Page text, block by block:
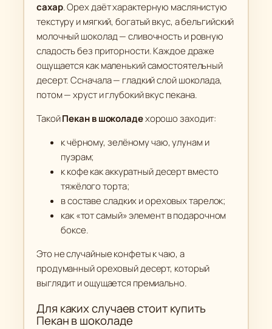
сахар. Орех даёт характерную маслянистую
текстуру и мягкий, богатый вкус, а бельгийский
молочный шоколад — сливочность и ровную
сладость без приторности. Каждое драже
ощущается как маленький самостоятельный
десерт. Ссначала — гладкий слой шоколада,
потом — хруст и глубокий вкус пекана.
ТакойПекан в шоколадехорошо заходит:
к чёрному, зелёному чаю, улунам и
пуэрам;
к кофе как аккуратный десерт вместо
тяжёлого торта;
в составе сладких и ореховых тарелок;
как «тот самый» элемент в подарочном
боксе.
Это не случайные конфеты к чаю, а
продуманный ореховый десерт, который
выглядит и ощущается премиально.
Для каких случаев стоит купить
Пекан в шоколаде